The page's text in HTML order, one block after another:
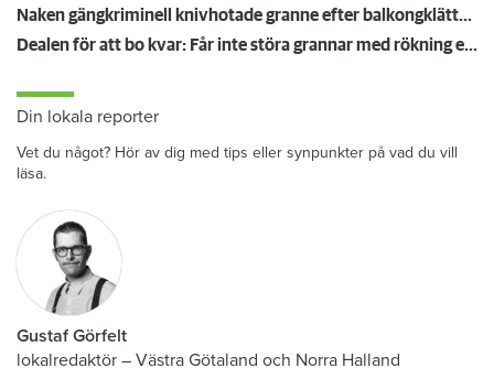
Naken gängkriminell knivhotade granne efter balkongklättring
Dealen för att bo kvar: Får inte störa grannar med rökning eller utsätta dem för brandfara
Din lokala reporter
Vet du något? Hör av dig med tips eller synpunkter på vad du vill
läsa.
Gustaf Görfelt
lokalredaktör – Västra Götaland och Norra Halland